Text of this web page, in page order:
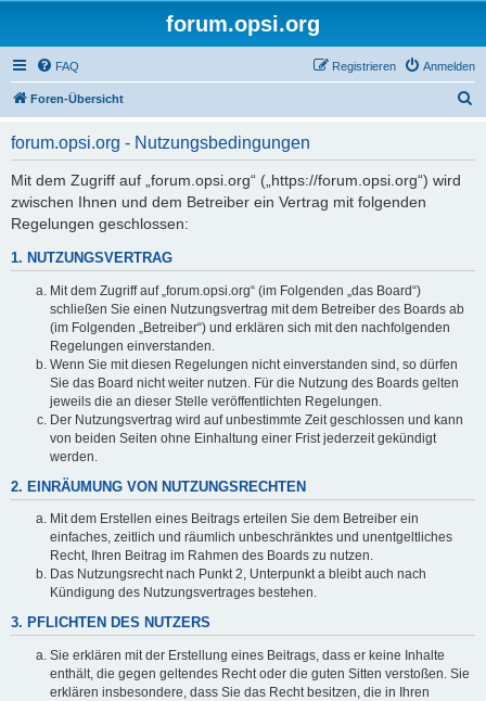
forum.opsi.org
FAQ Anmelden
Registrieren
Foren-Übersicht
forum.opsi.org - Nutzungsbedingungen
Mit dem Zugriff auf „forum.opsi.org“ („https://forum.opsi.org“) wird
zwischen Ihnen und dem Betreiber ein Vertrag mit folgenden
Regelungen geschlossen:
1. NUTZUNGSVERTRAG
Mit dem Zugriff auf „forum.opsi.org“ (im Folgenden „das Board“)
schließen Sie einen Nutzungsvertrag mit dem Betreiber des Boards ab
(im Folgenden „Betreiber“) und erklären sich mit den nachfolgenden
Regelungen einverstanden.
Wenn Sie mit diesen Regelungen nicht einverstanden sind, so dürfen
Sie das Board nicht weiter nutzen. Für die Nutzung des Boards gelten
jeweils die an dieser Stelle veröffentlichten Regelungen.
Der Nutzungsvertrag wird auf unbestimmte Zeit geschlossen und kann
von beiden Seiten ohne Einhaltung einer Frist jederzeit gekündigt
werden.
2. EINRÄUMUNG VON NUTZUNGSRECHTEN
Mit dem Erstellen eines Beitrags erteilen Sie dem Betreiber ein
einfaches, zeitlich und räumlich unbeschränktes und unentgeltliches
Recht, Ihren Beitrag im Rahmen des Boards zu nutzen.
Das Nutzungsrecht nach Punkt 2, Unterpunkt a bleibt auch nach
Kündigung des Nutzungsvertrages bestehen.
3. PFLICHTEN DES NUTZERS
Sie erklären mit der Erstellung eines Beitrags, dass er keine Inhalte
enthält, die gegen geltendes Recht oder die guten Sitten verstoßen. Sie
erklären insbesondere, dass Sie das Recht besitzen, die in Ihren